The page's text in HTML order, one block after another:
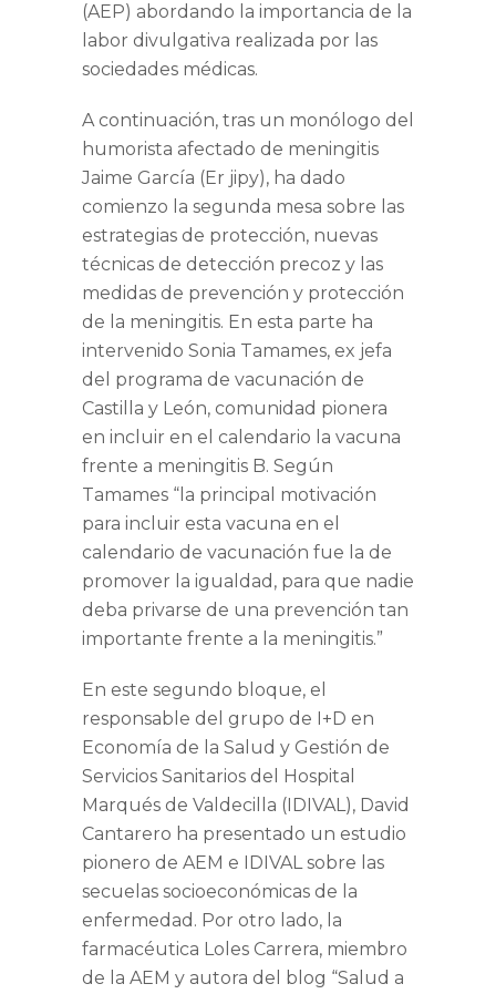
(AEP) abordando la importancia de la
labor divulgativa realizada por las
sociedades médicas.
A continuación, tras un monólogo del
humorista afectado de meningitis
Jaime García (Er jipy), ha dado
comienzo la segunda mesa sobre las
estrategias de protección, nuevas
técnicas de detección precoz y las
medidas de prevención y protección
de la meningitis. En esta parte ha
intervenido Sonia Tamames, ex jefa
del programa de vacunación de
Castilla y León, comunidad pionera
en incluir en el calendario la vacuna
frente a meningitis B. Según
Tamames “la principal motivación
para incluir esta vacuna en el
calendario de vacunación fue la de
promover la igualdad, para que nadie
deba privarse de una prevención tan
importante frente a la meningitis.”
En este segundo bloque, el
responsable del grupo de I+D en
Economía de la Salud y Gestión de
Servicios Sanitarios del Hospital
Marqués de Valdecilla (IDIVAL), David
Cantarero ha presentado un estudio
pionero de AEM e IDIVAL sobre las
secuelas socioeconómicas de la
enfermedad. Por otro lado, la
farmacéutica Loles Carrera, miembro
de la AEM y autora del blog “Salud a